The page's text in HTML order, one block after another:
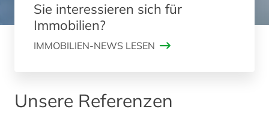
Sie interessieren sich für
Immobilien?
IMMOBILIEN-NEWS LESEN
Unsere Referenzen